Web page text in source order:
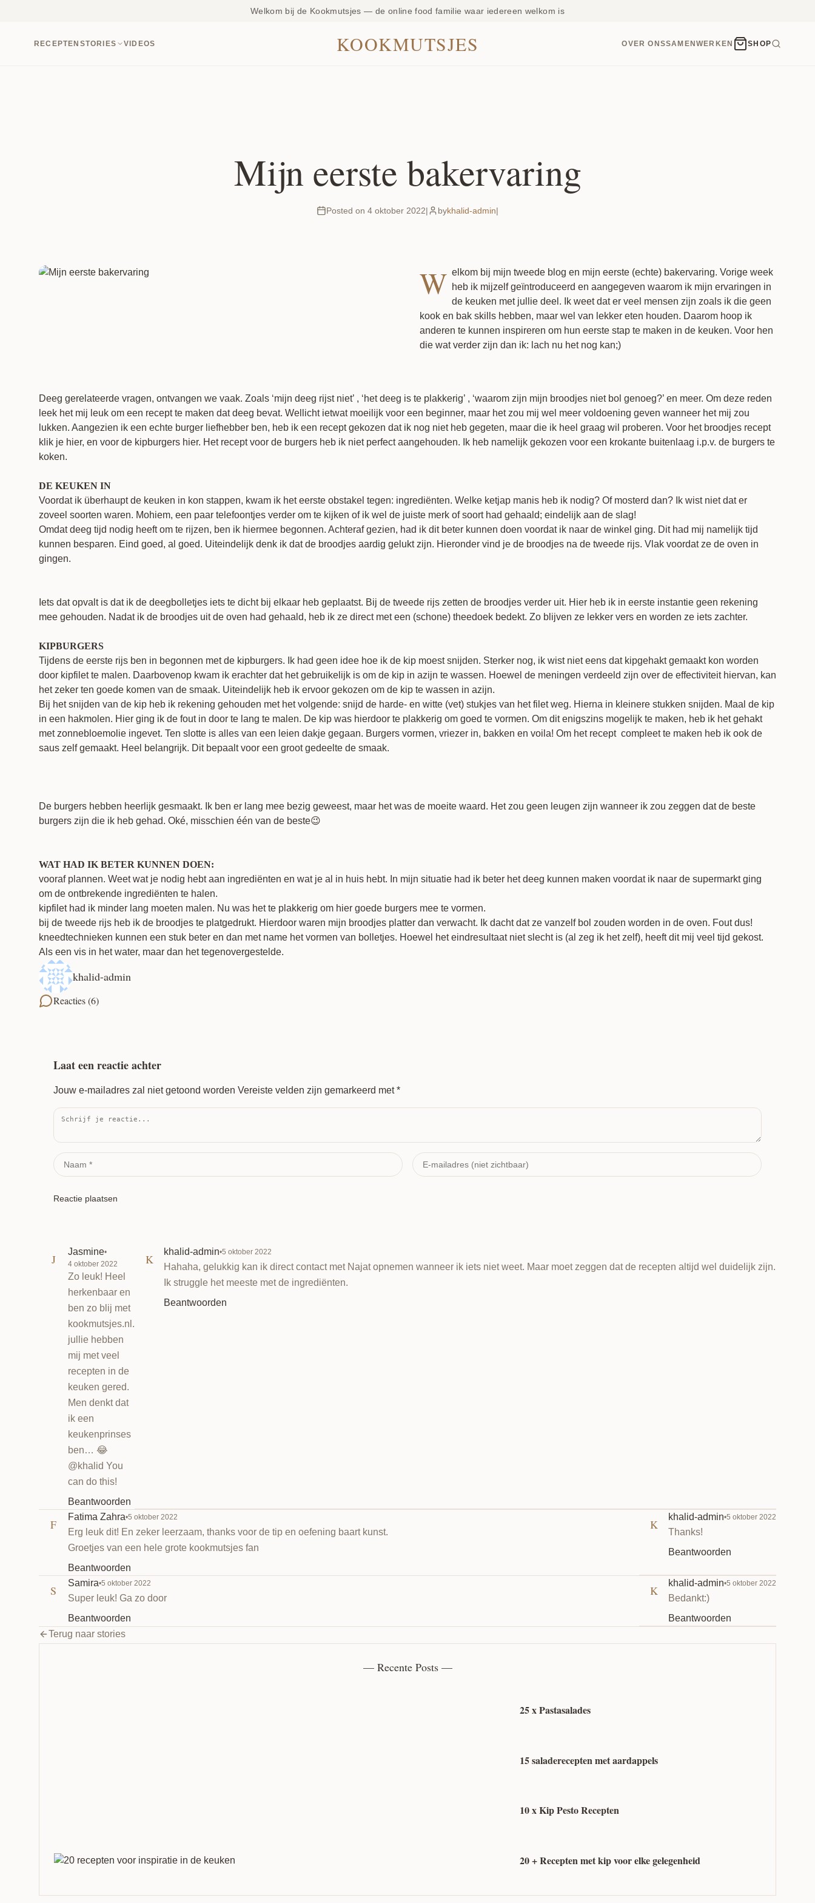
Welkom bij de Kookmutsjes — de online food familie waar iedereen welkom is
RECEPTEN STORIES VIDEOS KOOKMUTSJES OVER ONSSAMENWERKEN SHOP
Mijn eerste bakervaring
Posted on 4 oktober 2022| bykhalid-admin|
W elkom bij mijn tweede blog en mijn eerste (echte) bakervaring. Vorige week
heb ik mijzelf geïntroduceerd en aangegeven waarom ik mijn ervaringen in
de keuken met jullie deel. Ik weet dat er veel mensen zijn zoals ik die geen
kook en bak skills hebben, maar wel van lekker eten houden. Daarom hoop ik
anderen te kunnen inspireren om hun eerste stap te maken in de keuken. Voor hen
die wat verder zijn dan ik: lach nu het nog kan;)
Deeg gerelateerde vragen, ontvangen we vaak. Zoals ‘mijn deeg rijst niet’ , ‘het deeg is te plakkerig’ , ‘waarom zijn mijn broodjes niet bol genoeg?’ en meer. Om deze reden
leek het mij leuk om een recept te maken dat deeg bevat. Wellicht ietwat moeilijk voor een beginner, maar het zou mij wel meer voldoening geven wanneer het mij zou
lukken. Aangezien ik een echte burger liefhebber ben, heb ik een recept gekozen dat ik nog niet heb gegeten, maar die ik heel graag wil proberen. Voor het broodjes recept
klik je hier, en voor de kipburgers hier. Het recept voor de burgers heb ik niet perfect aangehouden. Ik heb namelijk gekozen voor een krokante buitenlaag i.p.v. de burgers te
koken.
DE KEUKEN IN
Voordat ik überhaupt de keuken in kon stappen, kwam ik het eerste obstakel tegen: ingrediënten. Welke ketjap manis heb ik nodig? Of mosterd dan? Ik wist niet dat er
zoveel soorten waren. Mohiem, een paar telefoontjes verder om te kijken of ik wel de juiste merk of soort had gehaald; eindelijk aan de slag!
Omdat deeg tijd nodig heeft om te rijzen, ben ik hiermee begonnen. Achteraf gezien, had ik dit beter kunnen doen voordat ik naar de winkel ging. Dit had mij namelijk tijd
kunnen besparen. Eind goed, al goed. Uiteindelijk denk ik dat de broodjes aardig gelukt zijn. Hieronder vind je de broodjes na de tweede rijs. Vlak voordat ze de oven in
gingen.
Iets dat opvalt is dat ik de deegbolletjes iets te dicht bij elkaar heb geplaatst. Bij de tweede rijs zetten de broodjes verder uit. Hier heb ik in eerste instantie geen rekening
mee gehouden. Nadat ik de broodjes uit de oven had gehaald, heb ik ze direct met een (schone) theedoek bedekt. Zo blijven ze lekker vers en worden ze iets zachter.
KIPBURGERS
Tijdens de eerste rijs ben in begonnen met de kipburgers. Ik had geen idee hoe ik de kip moest snijden. Sterker nog, ik wist niet eens dat kipgehakt gemaakt kon worden
door kipfilet te malen. Daarbovenop kwam ik erachter dat het gebruikelijk is om de kip in azijn te wassen. Hoewel de meningen verdeeld zijn over de effectiviteit hiervan, kan
het zeker ten goede komen van de smaak. Uiteindelijk heb ik ervoor gekozen om de kip te wassen in azijn.
Bij het snijden van de kip heb ik rekening gehouden met het volgende: snijd de harde- en witte (vet) stukjes van het filet weg. Hierna in kleinere stukken snijden. Maal de kip
in een hakmolen. Hier ging ik de fout in door te lang te malen. De kip was hierdoor te plakkerig om goed te vormen. Om dit enigszins mogelijk te maken, heb ik het gehakt
met zonnebloemolie ingevet. Ten slotte is alles van een leien dakje gegaan. Burgers vormen, vriezer in, bakken en voila! Om het recept compleet te maken heb ik ook de
saus zelf gemaakt. Heel belangrijk. Dit bepaalt voor een groot gedeelte de smaak.
De burgers hebben heerlijk gesmaakt. Ik ben er lang mee bezig geweest, maar het was de moeite waard. Het zou geen leugen zijn wanneer ik zou zeggen dat de beste
burgers zijn die ik heb gehad. Oké, misschien één van de beste😉
WAT HAD IK BETER KUNNEN DOEN:
vooraf plannen. Weet wat je nodig hebt aan ingrediënten en wat je al in huis hebt. In mijn situatie had ik beter het deeg kunnen maken voordat ik naar de supermarkt ging
om de ontbrekende ingrediënten te halen.
kipfilet had ik minder lang moeten malen. Nu was het te plakkerig om hier goede burgers mee te vormen.
bij de tweede rijs heb ik de broodjes te platgedrukt. Hierdoor waren mijn broodjes platter dan verwacht. Ik dacht dat ze vanzelf bol zouden worden in de oven. Fout dus!
kneedtechnieken kunnen een stuk beter en dan met name het vormen van bolletjes. Hoewel het eindresultaat niet slecht is (al zeg ik het zelf), heeft dit mij veel tijd gekost.
Als een vis in het water, maar dan het tegenovergestelde.
khalid-admin
Reacties (6)
Laat een reactie achter
Jouw e-mailadres zal niet getoond worden Vereiste velden zijn gemarkeerd met*
Reactie plaatsen
J
Jasmine•
4 oktober 2022
Zo leuk! Heel
herkenbaar en
ben zo blij met
kookmutsjes.nl.
jullie hebben
mij met veel
recepten in de
keuken gered.
Men denkt dat
ik een
keukenprinses
ben… 😂
@khalid You
can do this!
Beantwoorden
K
khalid-admin•5 oktober 2022
Hahaha, gelukkig kan ik direct contact met Najat opnemen wanneer ik iets niet weet. Maar moet zeggen dat de recepten altijd wel duidelijk zijn.
Ik struggle het meeste met de ingrediënten.
Beantwoorden
F
Fatima Zahra•5 oktober 2022
Erg leuk dit! En zeker leerzaam, thanks voor de tip en oefening baart kunst.
Groetjes van een hele grote kookmutsjes fan
Beantwoorden
K
khalid-admin•5 oktober 2022
Thanks!
Beantwoorden
S
Samira•5 oktober 2022
Super leuk! Ga zo door
Beantwoorden
K
khalid-admin•5 oktober 2022
Bedankt:)
Beantwoorden
Terug naar stories
— Recente Posts —
25 x Pastasalades
15 saladerecepten met aardappels
10 x Kip Pesto Recepten
20 + Recepten met kip voor elke gelegenheid